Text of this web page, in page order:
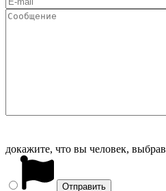
докажите, что вы человек, выбрав